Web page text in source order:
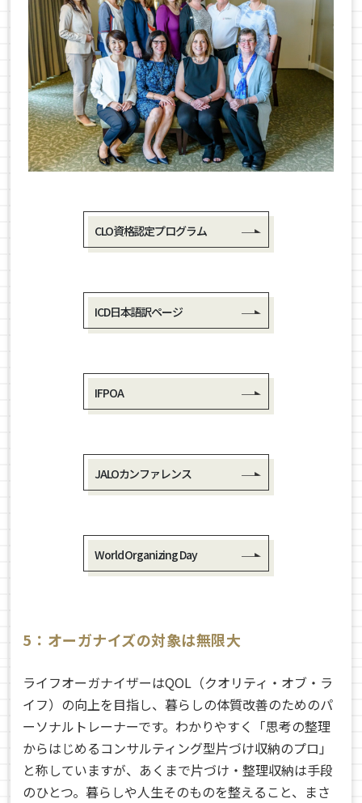
CLO資格認定プログラム
ICD日本語訳ページ
IFPOA
JALOカンファレンス
World Organizing Day
5：オーガナイズの対象は無限大
ライフオーガナイザーはQOL （クオリティ・オブ・ラ
イフ）の向上を目指し、暮らしの体質改善のためのパ
ーソナルトレーナーです。わかりやすく「思考の整理
からはじめるコンサルティング型片づけ収納のプロ」
と称していますが、あくまで片づけ・整理収納は手段
のひとつ。暮らしや人生そのものを整えること、まさ